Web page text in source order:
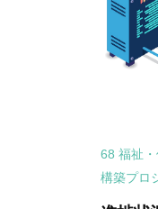
68 福祉
構築プロ